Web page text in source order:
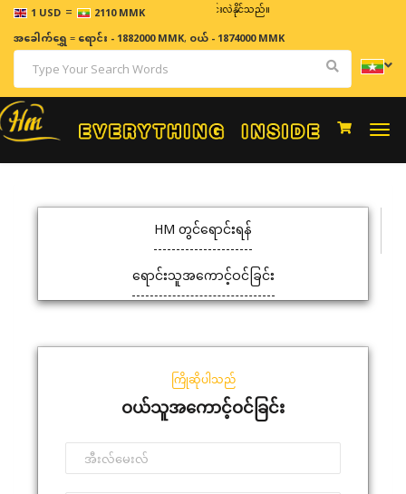
1 USD = 2110 MMK
ဈေးနှုန်းများသည် အချိန်နှင့် အမျှပြောင်းလဲနိုင်သည်။
အခေါက်ရွှေ=ရောင်း - 1882000 MMK, ဝယ် - 1874000 MMK
HM တွင်ရောင်းရန်
ရောင်းသူအကောင့်ဝင်ခြင်း
ကြိုဆိုပါသည်
ဝယ်သူအကောင့်ဝင်ခြင်း